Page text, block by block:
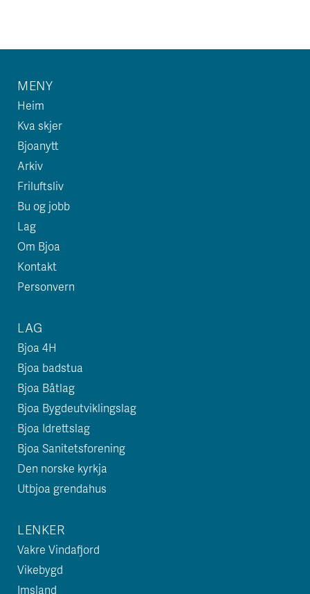
MENY
Heim
Kva skjer
Bjoanytt
Arkiv
Friluftsliv
Bu og jobb
Lag
Om Bjoa
Kontakt
Personvern
LAG
Bjoa 4H
Bjoa badstua
Bjoa Båtlag
Bjoa Bygdeutviklingslag
Bjoa Idrettslag
Bjoa Sanitetsforening
Den norske kyrkja
Utbjoa grendahus
LENKER
Vakre Vindafjord
Vikebygd
Imsland